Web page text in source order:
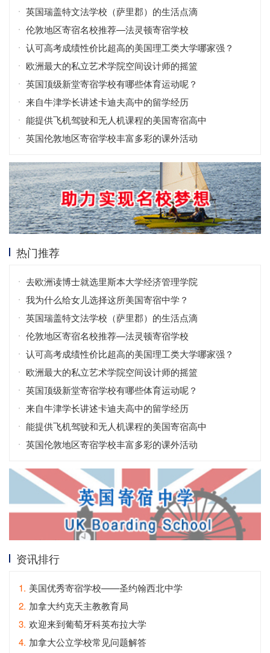
英国瑞盖特文法学校（萨里郡）的生活点滴
伦敦地区寄宿名校推荐—法灵顿寄宿学校
认可高考成绩性价比超高的美国理工类大学哪家强？
欧洲最大的私立艺术学院空间设计师的摇篮
英国顶级新堂寄宿学校有哪些体育运动呢？
来自牛津学长讲述卡迪夫高中的留学经历
能提供飞机驾驶和无人机课程的美国寄宿高中
英国伦敦地区寄宿学校丰富多彩的课外活动
热门推荐
去欧洲读博士就选里斯本大学经济管理学院
我为什么给女儿选择这所美国寄宿中学？
英国瑞盖特文法学校（萨里郡）的生活点滴
伦敦地区寄宿名校推荐—法灵顿寄宿学校
认可高考成绩性价比超高的美国理工类大学哪家强？
欧洲最大的私立艺术学院空间设计师的摇篮
英国顶级新堂寄宿学校有哪些体育运动呢？
来自牛津学长讲述卡迪夫高中的留学经历
能提供飞机驾驶和无人机课程的美国寄宿高中
英国伦敦地区寄宿学校丰富多彩的课外活动
资讯排行
1. 美国优秀寄宿学校——圣约翰西北中学
2. 加拿大约克天主教教育局
3. 欢迎来到葡萄牙科英布拉大学
4. 加拿大公立学校常见问题解答